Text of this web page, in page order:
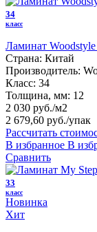
34
класс
Ламинат
Страна: Китай
Производитель:
Класс: 34
Толщина, мм: 12
2 030 руб./м2
2 679,60 руб./упак
Рассчитать
В избранное В
Сравнить
33
класс
Новинка
Хит